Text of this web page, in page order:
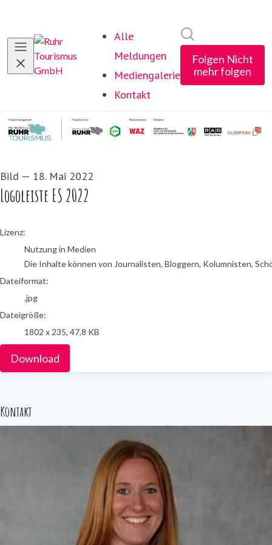
Alle
Meldungen
Mediengalerie
Kontakt
Folgen Nicht
mehr folgen
Bild — 18. Mai 2022
Logoleiste ES 2022
go to media item
Lizenz:
Nutzung in Medien
Die Inhalte können von Journalisten, Bloggern, Kolumnisten,
Dateiformat:
.jpg
Dateigröße:
1802 x 235, 47,8 KB
Download
Kontakt